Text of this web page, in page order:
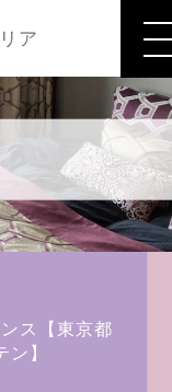
ア
ス【東京都
】